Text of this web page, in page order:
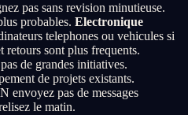
pas sans revision minutieuse.
probables. Electronique
telephones ou vehicules si
retours sont plus frequents.
de grandes initiatives.
de projets existants.
envoyez pas de messages
le matin.